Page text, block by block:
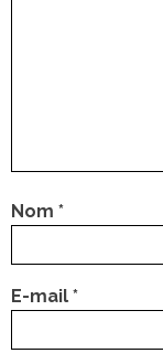
Nom *
E-mail *